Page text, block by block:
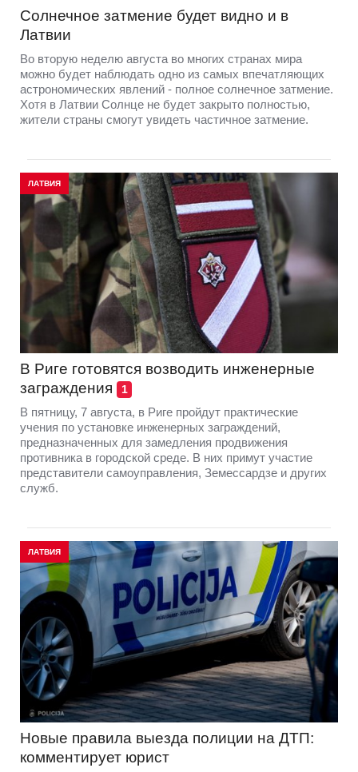
Солнечное затмение будет видно и в
Латвии
Во вторую неделю августа во многих странах мира
можно будет наблюдать одно из самых впечатляющих
астрономических явлений - полное солнечное затмение.
Хотя в Латвии Солнце не будет закрыто полностью,
жители страны смогут увидеть частичное затмение.
ЛАТВИЯ
В Риге готовятся возводить инженерные
заграждения
1
В пятницу, 7 августа, в Риге пройдут практические
учения по установке инженерных заграждений,
предназначенных для замедления продвижения
противника в городской среде. В них примут участие
представители самоуправления, Земессардзе и других
служб.
ЛАТВИЯ
Новые правила выезда полиции на ДТП:
комментирует юрист